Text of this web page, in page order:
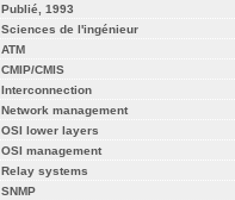
Publié, 1993
Sciences de l'ingénieur
ATM
CMIP/CMIS
Interconnection
Network management
OSI lower layers
OSI management
Relay systems
SNMP